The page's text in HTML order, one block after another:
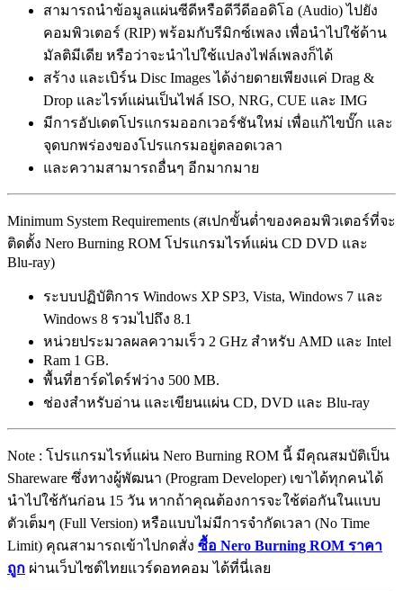
สามารถนำข้อมูลแผ่นซีดีหรือดีวีดีออดิโอ (Audio) ไปยัง
คอมพิวเตอร์ (RIP) พร้อมกับรีมิกซ์เพลง เพื่อนำไปใช้ด้าน
มัลติมีเดีย หรือว่าจะนำไปใช้แปลงไฟล์เพลงก็ได้
สร้าง และเบิร์น Disc Images ได้ง่ายดายเพียงแค่ Drag &
Drop และไรท์แผ่นเป็นไฟล์ ISO, NRG, CUE และ IMG
มีการอัปเดตโปรแกรมออกเวอร์ชันใหม่ เพื่อแก้ไขบั๊ก และ
จุดบกพร่องของโปรแกรมอยู่ตลอดเวลา
และความสามารถอื่นๆ อีกมากมาย
Minimum System Requirements (สเปกขั้นต่ำของคอมพิวเตอร์ที่จะ
ติดตั้ง Nero Burning ROM โปรแกรมไรท์แผ่น CD DVD และ
Blu-ray)
ระบบปฏิบัติการ Windows XP SP3, Vista, Windows 7 และ
Windows 8 รวมไปถึง 8.1
หน่วยประมวลผลความเร็ว 2 GHz สำหรับ AMD และ Intel
Ram 1 GB.
พื้นที่ฮาร์ดไดร์ฟว่าง 500 MB.
ช่องสำหรับอ่าน และเขียนแผ่น CD, DVD และ Blu-ray
Note : โปรแกรมไรท์แผ่น Nero Burning ROM นี้ มีคุณสมบัติเป็น
Shareware ซึ่งทางผู้พัฒนา (Program Developer) เขาได้ทุกคนได้
นำไปใช้กันก่อน 15 วัน หากถ้าคุณต้องการจะใช้ต่อกันในแบบ
ตัวเต็มๆ (Full Version) หรือแบบไม่มีการจำกัดเวลา (No Time
Limit) คุณสามารถเข้าไปกดสั่ง ซื้อ Nero Burning ROM ราคา
ถูก ผ่านเว็บไซต์ไทยแวร์ดอทคอม ได้ที่นี่เลย